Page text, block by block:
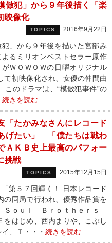
犯」から９年後描く「楽
映像化
TOPICS 2016年9月22日
」から９年後を描いた宮部み
よるミリオンベストセラー原作
がＷＯＷＯＷの日曜オリジナル
初映像化され、女優の仲間由
のドラマは、“模倣犯事件”の
続きを読む
「たかみなさんにレコード
げたい」 「僕たちは戦わ
ＡＫＢ史上最高のパフォー
挑戦
TOPICS 2015年12月15日
第５７回輝く！ 日本レコード
の同局で行われ、優秀作品賞を
Ｓｏｕｌ Ｂｒｏｔｈｅｒｓ
はじめ、西内まりや、こぶし
、Ｔ・・・ 続きを読む